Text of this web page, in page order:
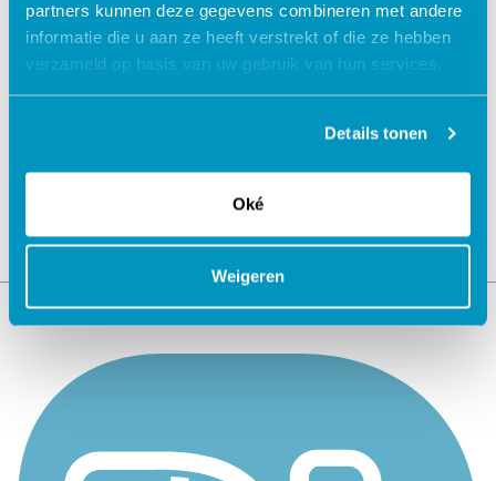
partners kunnen deze gegevens combineren met andere
informatie die u aan ze heeft verstrekt of die ze hebben
verzameld op basis van uw gebruik van hun services.
Details tonen
Oké
Weigeren
Jouw data veilig in de cloud